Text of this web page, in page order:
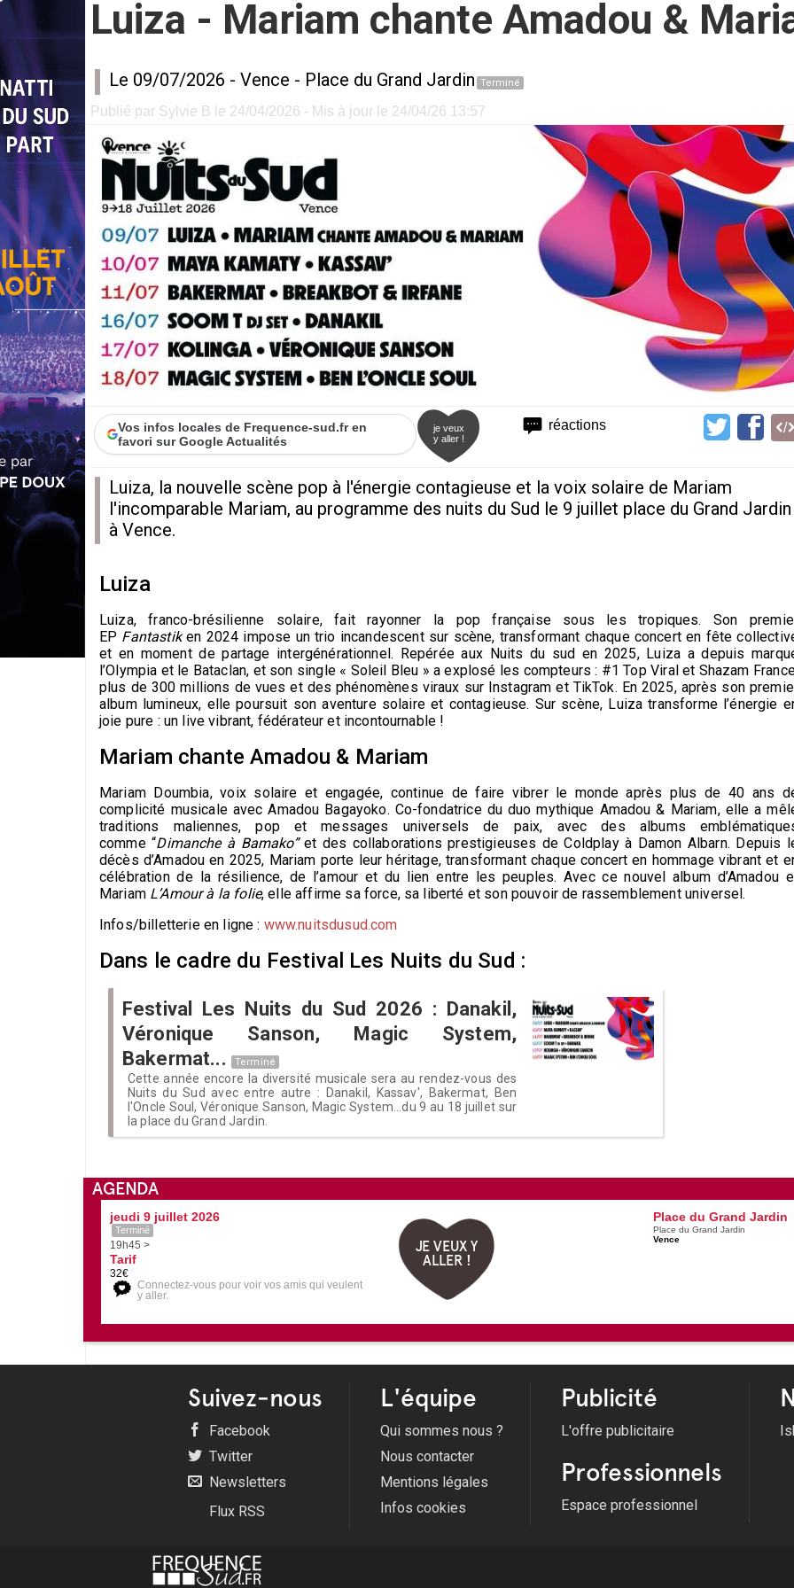
Luiza - Mariam chante Amadou &
Le 09/07/2026 - Vence - Place du Grand Jardin Terminé
Publié par Sylvie B le 24/04/2026 - Mis à jour le 24/04/26 13:57
réactions
Vos infos locales de Frequence-sud.fr en
favori sur Google Actualités
je veux
y aller !
Luiza, la nouvelle scène pop à l'énergie contagieuse et la voix solaire de Mariam
l'incomparable Mariam, au programme des nuits du Sud le 9 juillet place du Grand Jardin
à Vence.
Luiza
Luiza, franco-brésilienne solaire, fait rayonner la pop française sous les tropiques. Son
EP Fantastiken 2024 impose un trio incandescent sur scène, transformant chaque concert en fête
et en moment de partage intergénérationnel. Repérée aux Nuits du sud en 2025, Luiza adepuis
l’Olympia et le Bataclan, et son single « Soleil Bleu » a explosé les compteurs : #1 Top Viral et Shazam
plus de 300 millions de vues et des phénomènes viraux sur Instagram et TikTok. En 2025, après son
album lumineux, elle poursuit son aventure solaire et contagieuse. Sur scène, Luiza transforme l’énergie
joie pure : un live vibrant, fédérateur et incontournable !
Mariam chante Amadou & Mariam
Mariam Doumbia, voix solaire et engagée, continue de faire vibrer le monde après plus de 40 ans
complicité musicale avec Amadou Bagayoko. Co-fondatrice du duo mythique Amadou & Mariam, elle a
traditions maliennes, pop et messages universels de paix, avec des albums
comme “Dimanche à Bamako”et des collaborations prestigieuses de Coldplay à Damon Albarn. Depuis
décès d’Amadou en 2025, Mariam porte leur héritage, transformant chaque concert en hommage vibrant et
célébration de la résilience, de l’amour et du lien entre les peuples. Avec ce nouvel album d’Amadou
Mariam L’Amour à la folie, elle affirme sa force, sa liberté et son pouvoir de rassemblement universel.
Infos/billetterie en ligne : www.nuitsdusud.com
Dans le cadre du Festival Les Nuits du Sud :
Festival Les Nuits du Sud 2026 : Danakil,
Véronique Sanson, Magic System,
Bakermat...
Terminé
Cette année encore la diversité musicale sera au rendez-vous des
Nuits du Sud avec entre autre : Danakil, Kassav', Bakermat, Ben
l'Oncle Soul, Véronique Sanson, Magic System...du 9 au 18 juillet sur
la place du Grand Jardin.
AGENDA
jeudi 9 juillet 2026
Terminé
19h45 >
Tarif
32€
Connectez-vous pour voir vos amis qui veulent
y aller.
JE VEUX Y
ALLER !
Place du Grand Jardin
Place du Grand Jardin
Vence
Suivez-nous
Facebook
Twitter
Newsletters
Flux RSS
L'équipe
Qui sommes nous ?
Nous contacter
Mentions légales
Infos cookies
Publicité
L'offre publicitaire
Professionnels
Espace professionnel